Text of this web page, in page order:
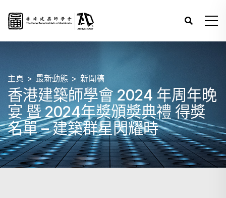
主頁 最新動態 新聞稿
香港建築師學會 2024 年周年晚
宴 暨 2024年獎頒獎典禮 得獎
名單 – 建築群星閃耀時